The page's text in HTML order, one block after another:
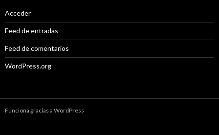
Acceder
Feed de entradas
Feed de comentarios
WordPress.org
Funciona gracias a WordPress